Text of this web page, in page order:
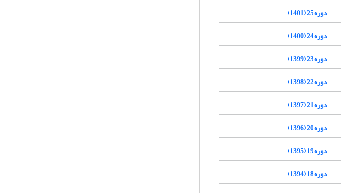
دوره 25 (1401)
دوره 24 (1400)
دوره 23 (1399)
دوره 22 (1398)
دوره 21 (1397)
دوره 20 (1396)
دوره 19 (1395)
دوره 18 (1394)